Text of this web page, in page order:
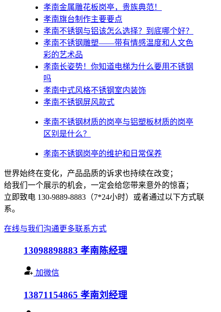
孝南金属雕花板岗亭，贵族典范！
孝南旗台制作主要要点
孝南不锈钢与铝该怎么选择？到底哪个好？
孝南不锈钢雕塑——带有情感温度和人文色
彩的艺术品
孝南​长姿势！你知道电梯为什么要用不锈钢
吗
孝南中式风格不锈钢室内装饰
孝南不锈钢屏风款式
孝南不锈钢材质的岗亭与铝塑板材质的岗亭
区别是什么？
孝南不锈钢岗亭的维护和日常保养
世界始终在变化，产品品质的诉求也持续在改变；
给我们一个展示的机会，一定会给您带来意外的惊喜；
立即致电 130-9889-8883（7*24小时）或者通过以下方式联
系。
在线与我们沟通更多联系方式
13098898883 孝南陈经理
加微信
13871154865 孝南刘经理